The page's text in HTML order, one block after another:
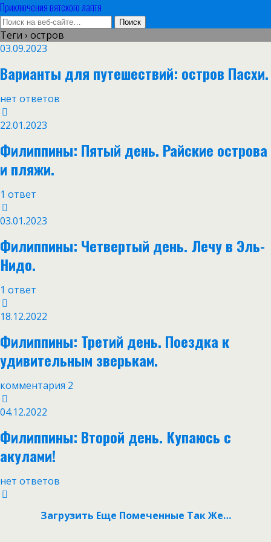
Приключения вятского лаптя
Теги › остров
03.09.2023
Варианты для путешествий: остров Пасхи.
нет ответов
22.01.2023
Филиппины: Пятый день. Райские острова
и пляжи.
1 ответ
03.01.2023
Филиппины: Четвертый день. Лечу в Эль-
Нидо.
1 ответ
18.12.2022
Филиппины: Третий день. Поездка к
удивительным зверькам.
комментария 2
04.12.2022
Филиппины: Второй день. Купаюсь с
акулами!
нет ответов
Загрузить Еще Помеченные Так Же…